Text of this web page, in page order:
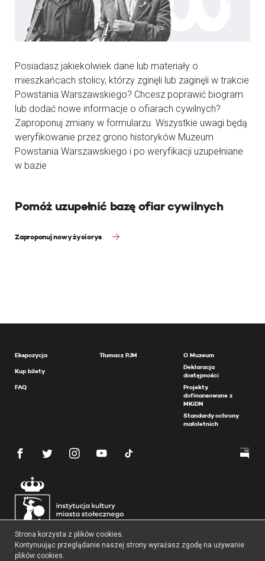
Posiadasz jakiekolwiek dane lub materiały o
mieszkańcach stolicy, którzy zginęli lub zaginęli w trakcie
Powstania Warszawskiego? Chcesz poprawić biogram
lub dodać nowe informacje o ofiarach cywilnych?
Zaproponuj zmiany w formularzu. Wszystkie uwagi będą
weryfikowanie przez grono historyków Muzeum
Powstania Warszawskiego i po weryfikacji uzupełniane
w bazie
Pomóż uzupełnić bazę ofiar cywilnych
Zaproponuj nowy życiorys
Ekspozycja
Kup bilety
FAQ
Tłumacz PJM
O Muzeum
Deklaracja
dostępności
Projekty
dofinansowane z
MKiDN
Standardy ochrony
małoletnich
Strona korzysta z plików cookies.
Kontynuując przeglądanie naszej strony wyrażasz zgodę na używanie
plików cookies.